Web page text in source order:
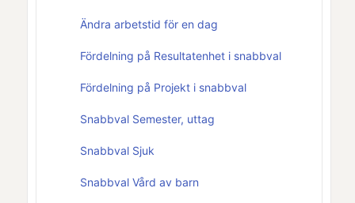
Ändra arbetstid för en dag
Fördelning på Resultatenhet i snabbval
Fördelning på Projekt i snabbval
Snabbval Semester, uttag
Snabbval Sjuk
Snabbval Vård av barn